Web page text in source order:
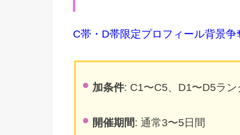
C帯・D帯限定プロフィール背景
加条件: C1〜C5、D1〜D5ラ
開催期間: 通常3〜5日間